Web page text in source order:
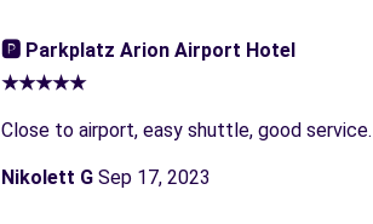
🅿︎ Parkplatz Arion Airport Hotel
★★★★★
Close to airport, easy shuttle, good service.
Nikolett G Sep 17, 2023